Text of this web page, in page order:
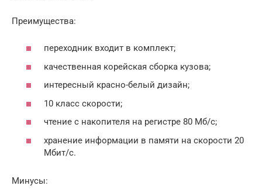
Преимущества:
переходник входит в комплект;
качественная корейская сборка кузова;
интересный красно-белый дизайн;
10 класс скорости;
чтение с накопителя на регистре 80 Мб/с;
хранение информации в памяти на скорости 20
Мбит/с.
Минусы: